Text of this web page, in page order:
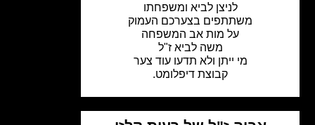
לניצן לביא ומשפחתו
משתתפים בצערכם העמוק
על מות אב המשפחה
משה לביא ז"ל
מי ייתן ולא תדעו עוד צער
קבוצת דיפלומט.